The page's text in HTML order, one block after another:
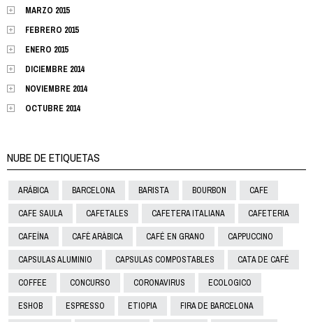
MARZO 2015
FEBRERO 2015
ENERO 2015
DICIEMBRE 2014
NOVIEMBRE 2014
OCTUBRE 2014
NUBE DE ETIQUETAS
ARÁBICA BARCELONA BARISTA BOURBON CAFE
CAFE SAULA CAFETALES CAFETERA ITALIANA CAFETERIA
CAFEÍNA CAFÈ ARÀBICA CAFÉ EN GRANO CAPPUCCINO
CAPSULAS ALUMINIO CAPSULAS COMPOSTABLES CATA DE CAFÉ
COFFEE CONCURSO CORONAVIRUS ECOLOGICO
ESHOB ESPRESSO ETIOPIA FIRA DE BARCELONA